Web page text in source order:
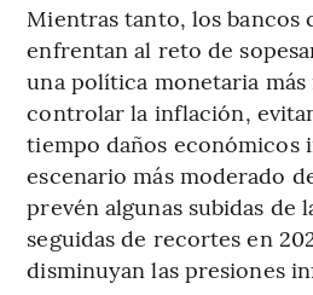
Mientras tanto, los bancos
enfrentan al reto de
una política monetaria
controlar la inflación,
tiempo daños económicos
escenario más moderado
prevén algunas subidas de
seguidas de recortes en
disminuyan las presiones